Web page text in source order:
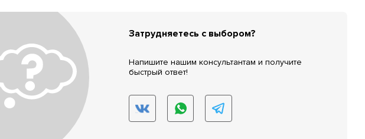
Затрудняетесь с выбором?
Напишите нашим консультантам и получите
быстрый ответ!